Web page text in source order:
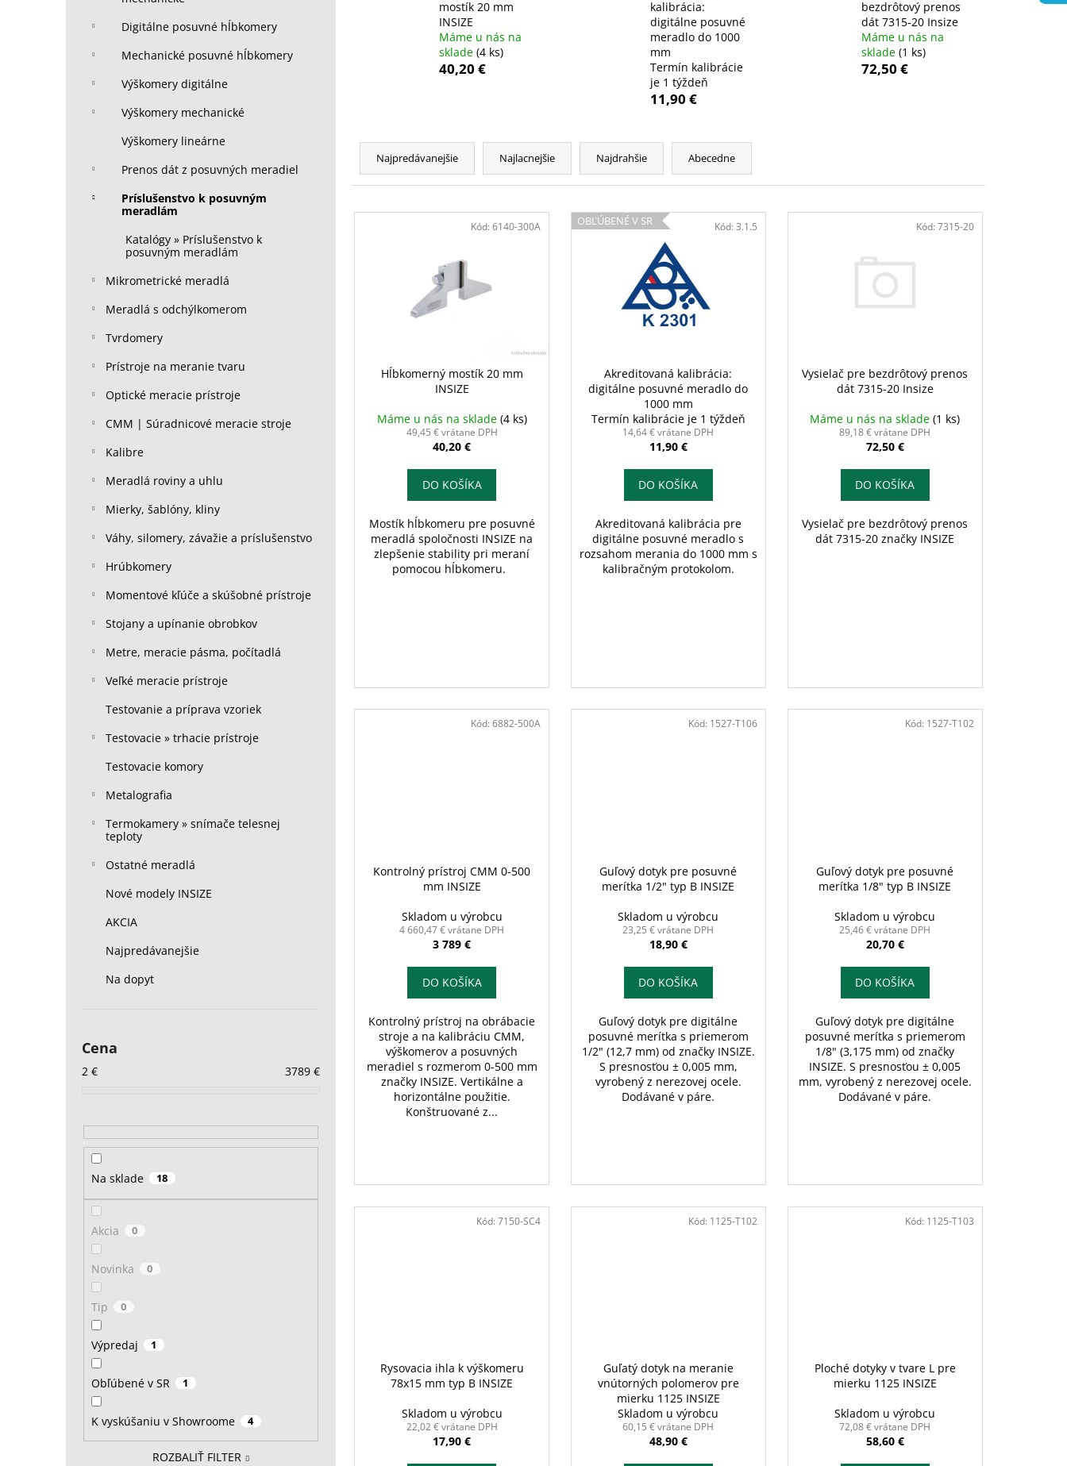
Digitálne posuvné hĺbkomery
Mechanické posuvné hĺbkomery
Výškomery digitálne
Výškomery mechanické
Výškomery lineárne
Prenos dát z posuvných meradiel
Príslušenstvo k posuvným
meradlám
Katalógy » Príslušenstvo k
posuvným meradlám
Mikrometrické meradlá
Meradlá s odchýlkomerom
Tvrdomery
Prístroje na meranie tvaru
Optické meracie prístroje
CMM | Súradnicové meracie stroje
Kalibre
Meradlá roviny a uhlu
Mierky, šablóny, kliny
Váhy, silomery, závažie a príslušenstvo
Hrúbkomery
Momentové kľúče a skúšobné prístroje
Stojany a upínanie obrobkov
Metre, meracie pásma, počítadlá
Veľké meracie prístroje
Testovanie a príprava vzoriek
Testovacie » trhacie prístroje
Testovacie komory
Metalografia
Termokamery » snímače telesnej
teploty
Ostatné meradlá
Nové modely INSIZE
AKCIA
Najpredávanejšie
Na dopyt
Cena
2 € 3789 €
Na sklade 18
Akcia 0
Novinka 0
Tip 0
Výpredaj 1
Obľúbené v SR 1
K vyskúšaniu v Showroome 4
ROZBALIŤ FILTER
mostík 20 mm
INSIZE
Máme u nás na
sklade (4 ks)
40,20 €
kalibrácia:
digitálne posuvné
meradlo do 1000
mm
Termín kalibrácie
je 1 týždeň
11,90 €
bezdrôtový prenos
dát 7315-20 Insize
Máme u nás na
sklade (1 ks)
72,50 €
R
d
Najpredávanejšie Najlacnejšie Najdrahšie Abecedne
V
Hĺbkomerný mostík 20 mm
INSIZE
Máme u nás na sklade (4 ks)
49,45 € vrátane DPH
40,20 €
DO KOŠÍKA
Mostík hĺbkomeru pre posuvné
meradlá spoločnosti INSIZE na
zlepšenie stability pri meraní
pomocou hĺbkomeru.
Kód:6140-300A OBĽÚBENÉ V SR
Akreditovaná kalibrácia:
digitálne posuvné meradlo do
1000 mm
Termín kalibrácie je 1 týždeň
14,64 € vrátane DPH
11,90 €
DO KOŠÍKA
Akreditovaná kalibrácia pre
digitálne posuvné meradlo s
rozsahom merania do 1000 mm s
kalibračným protokolom.
Kód: 3.1.5
Vysielač pre bezdrôtový prenos
dát 7315-20 Insize
Máme u nás na sklade(1 ks)
89,18 € vrátane DPH
72,50 €
DO KOŠÍKA
Vysielač pre bezdrôtový prenos
dát 7315-20 značky INSIZE
Kód: 7315-20
Kontrolný prístroj CMM 0-500
mm INSIZE
Skladom u výrobcu
4 660,47 € vrátane DPH
3 789 €
DO KOŠÍKA
Kontrolný prístroj na obrábacie
stroje a na kalibráciu CMM,
výškomerov a posuvných
meradiel s rozmerom 0-500 mm
značky INSIZE. Vertikálne a
horizontálne použitie.
Konštruované z...
Kód:6882-500A
Guľový dotyk pre posuvné
merítka 1/2" typ B INSIZE
Skladom u výrobcu
23,25 € vrátane DPH
18,90 €
DO KOŠÍKA
Guľový dotyk pre digitálne
posuvné merítka s priemerom
1/2" (12,7 mm) od značky INSIZE.
S presnosťou ± 0,005 mm,
vyrobený z nerezovej ocele.
Dodávané v páre.
Kód: 1527-T106
Guľový dotyk pre posuvné
merítka 1/8" typ B INSIZE
Skladom u výrobcu
25,46 € vrátane DPH
20,70 €
DO KOŠÍKA
Guľový dotyk pre digitálne
posuvné merítka s priemerom
1/8" (3,175 mm) od značky
INSIZE. S presnosťou ± 0,005
mm, vyrobený z nerezovej ocele.
Dodávané v páre.
Kód: 1527-T102
Rysovacia ihla k výškomeru
78x15 mm typ B INSIZE
Skladom u výrobcu
22,02 € vrátane DPH
17,90 €
Kód:7150-SC4
Guľatý dotyk na meranie
vnútorných polomerov pre
mierku 1125 INSIZE
Skladom u výrobcu
60,15 € vrátane DPH
48,90 €
Kód: 1125-T102
Ploché dotyky v tvare L pre
mierku 1125 INSIZE
Skladom u výrobcu
72,08 € vrátane DPH
58,60 €
Kód: 1125-T103